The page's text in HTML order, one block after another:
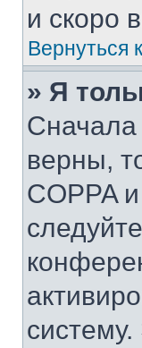
и скоро
Вернуться
» Я
Сначала
верны,
COPPA